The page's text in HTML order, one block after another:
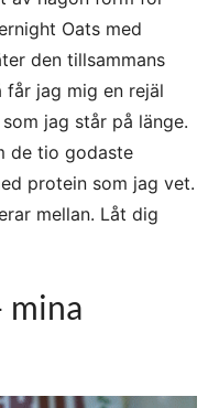
Oats med
den tillsammans
jag mig en rejäl
jag står på länge.
de tio godaste
protein som jag vet.
mellan. Låt dig
mina